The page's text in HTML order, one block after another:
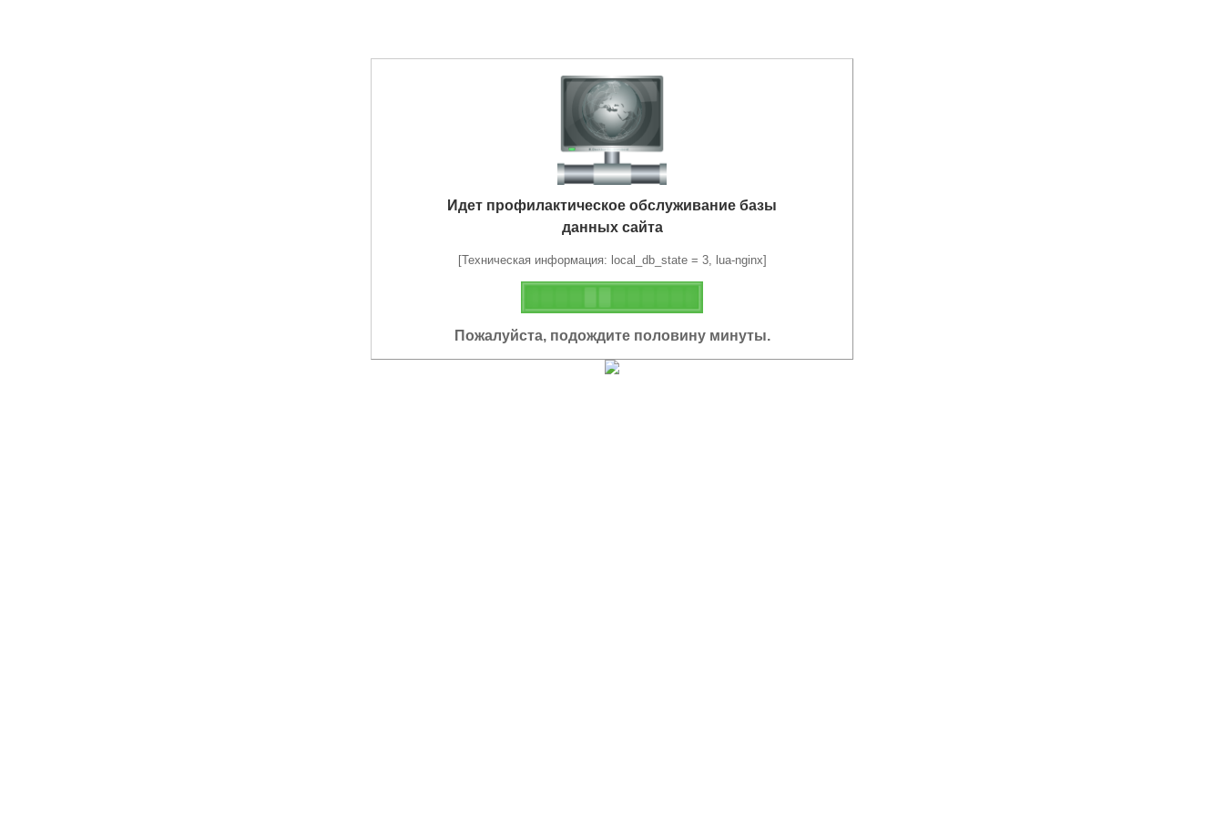
Идет профилактическое обслуживание базы
данных сайта
[Техническая информация: local_db_state = 3, lua-nginx]
Пожалуйста, подождите половину минуты.